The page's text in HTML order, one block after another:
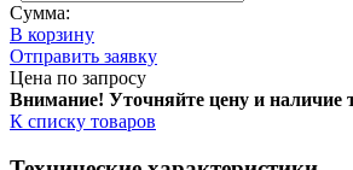
Сумма:
В корзину
Отправить заявку
Цена по запросу
Внимание! Уточняйте цену и наличие
К списку товаров